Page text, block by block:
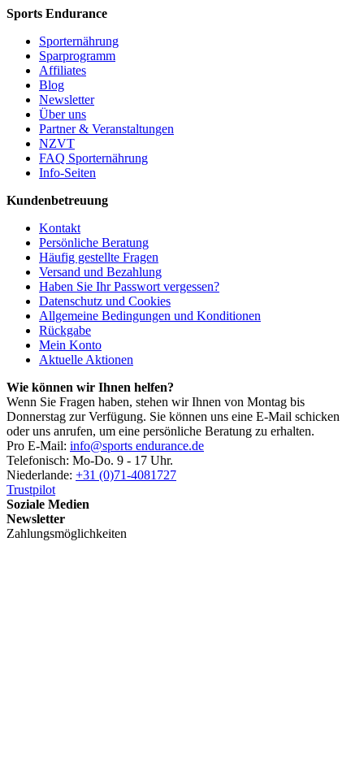
Sports Endurance
Sporternährung
Sparprogramm
Affiliates
Blog
Newsletter
Über uns
Partner & Veranstaltungen
NZVT
FAQ Sporternährung
Info-Seiten
Kundenbetreuung
Kontakt
Persönliche Beratung
Häufig gestellte Fragen
Versand und Bezahlung
Haben Sie Ihr Passwort vergessen?
Datenschutz und Cookies
Allgemeine Bedingungen und Konditionen
Rückgabe
Mein Konto
Aktuelle Aktionen
Wie können wir Ihnen helfen?
Wenn Sie Fragen haben, stehen wir Ihnen von Montag bis
Donnerstag zur Verfügung. Sie können uns eine E-Mail schicken
oder uns anrufen, um eine persönliche Beratung zu erhalten.
Pro E-Mail: info@sports endurance.de
Telefonisch: Mo-Do. 9 - 17 Uhr.
Niederlande: +31 (0)71-4081727
Trustpilot
Soziale Medien
Newsletter
Zahlungsmöglichkeiten